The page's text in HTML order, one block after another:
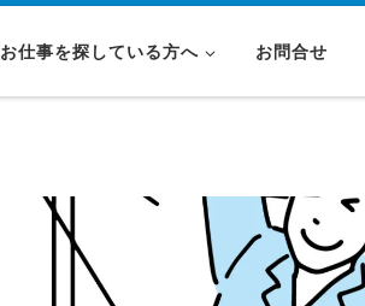
お仕事を探している方へ お問合せ